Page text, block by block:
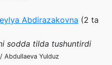
Abdirazakovna (2 ta
sodda tilda tushuntirdi
Abdullaeva Yulduz